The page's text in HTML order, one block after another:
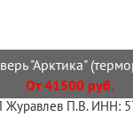
"Арктика"
От 41500 руб.
Журавлев П.В. ИНН: